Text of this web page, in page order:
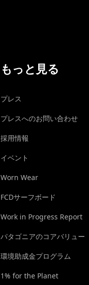
もっと見る
プレス
プレスへのお問い合わせ
採用情報
イベント
Worn Wear
FCDサーフボード
Work in Progress Report
パタゴニアのコアバリュー
環境助成金プログラム
1% for the Planet